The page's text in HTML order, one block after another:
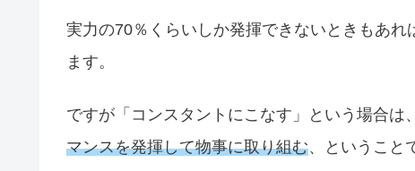
実力の70％くらいしか発揮できないときもあ
ます。
ですが「コンスタントにこなす」という場合は、
マンスを発揮して物事に取り組む、ということ